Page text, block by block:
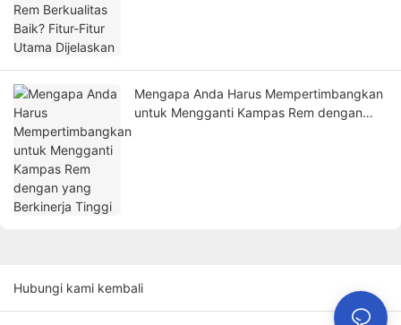
Mengapa Anda Harus Mempertimbangkan
untuk Mengganti Kampas Rem dengan
Hubungi kami kembali